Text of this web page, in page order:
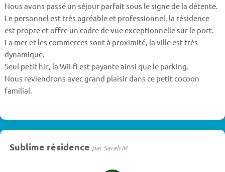
Nous avons passé un séjour parfait sous le signe de la détente.
Le personnel est très agréable et professionnel, la résidence
est propre et offre un cadre de vue exceptionnelle sur le port.
La mer et les commerces sont à proximité, la ville est très
dynamique.
Seul petit hic, la Wii-fi est payante ainsi que le parking.
Nous reviendrons avec grand plaisir dans ce petit cocoon
familial.
Sublime résidence par Sarah M